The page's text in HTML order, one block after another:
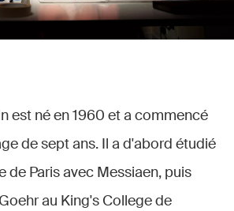
est né en 1960 et a commencé
de sept ans. Il a d'abord étudié
de Paris avec Messiaen, puis
au King's College de